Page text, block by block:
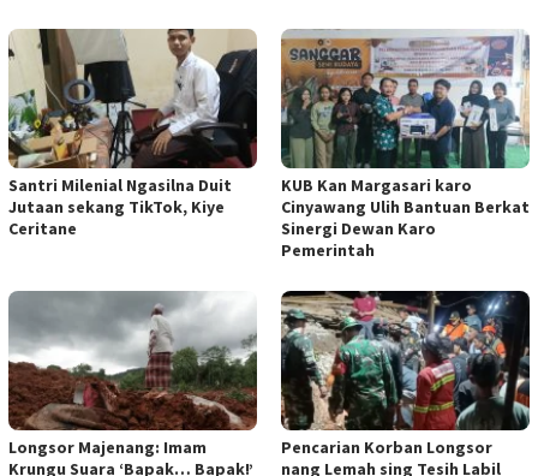
Santri Milenial Ngasilna Duit
Jutaan sekang TikTok, Kiye
Ceritane
KUB Kan Margasari karo
Cinyawang Ulih Bantuan Berkat
Sinergi Dewan Karo
Pemerintah
Longsor Majenang: Imam
Krungu Suara ‘Bapak… Bapak!’
Pencarian Korban Longsor
nang Lemah sing Tesih Labil